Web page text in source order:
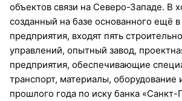
объектов связи на Северо-Западе. В
созданный на базе основанного ещё
предприятия, входят пять
управлений, опытный завод,
предприятия, обеспечивающие
транспорт, материалы, оборудование
прошлого года по иску банка «Санкт-